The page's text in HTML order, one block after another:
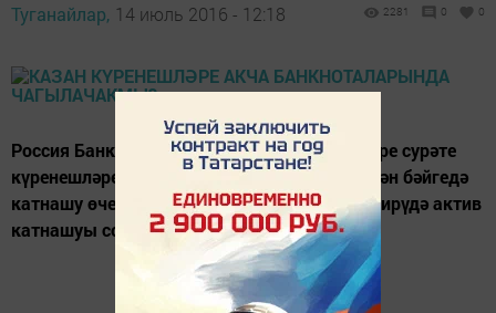
Туганайлар, 14 июль 2016 - 12:18 2281 0 0
Россия Банкы банкнотларында Казан шәһәре сурәте
күренешләре төшерелү буенча игълан ителгән бәйгедә
катнашу өчен татарстанлыларның тавыш бирүдә актив
катнашуы сорала.